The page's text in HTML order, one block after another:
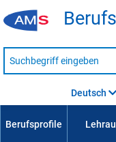
Suche
nach
Deutsch